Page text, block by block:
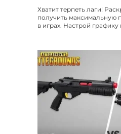
Хватит терпеть лаги!
получить максимальную
в играх. Настрой